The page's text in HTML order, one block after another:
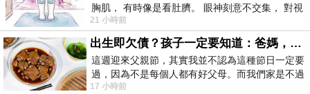
4564488 】做諮詢。
商品圖檔顏色因電腦螢幕設定
差異會略有不同，以實際商品
顏色為準，請見諒！
胸肌， 有時像是看肚臍。 眼神刻意不交集， 對視
視線不對齊， 讓我很難不
21 小時前
出生即欠債？孩子一定要知道：爸媽，其實我不欠你們
這週迎來父親節，其實我並不認為這種節日一定要
過，因為不是每個人都有好父母。而我們家是不過
節的，平時也沒什麼儀式感，生活趨近冷
17 小時前